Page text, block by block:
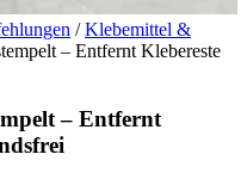
/Klebemittel &
– Entfernt Klebereste
– Entfernt